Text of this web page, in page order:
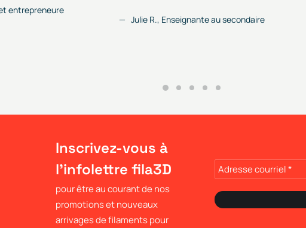
entrepreneure
Julie R., Enseignante au secondaire
Inscrivez-vous à
l'infolettre fila3D
pour être au courant de nos
promotions et nouveaux
arrivages de filaments pour